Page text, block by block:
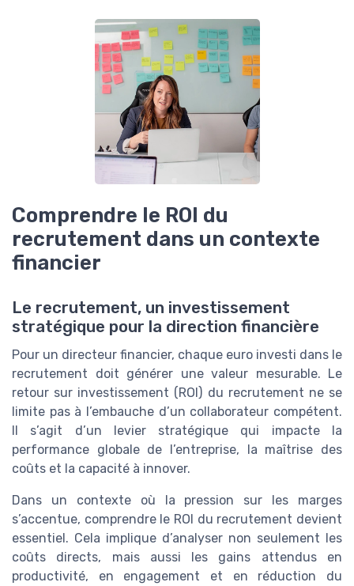
Comprendre le ROI du
recrutement dans un contexte
financier
Le recrutement, un investissement
stratégique pour la direction financière
Pour un directeur financier, chaque euro investi dans le
recrutement doit générer une valeur mesurable. Le
retour sur investissement (ROI) du recrutement ne se
limite pas à l’embauche d’un collaborateur compétent.
Il s’agit d’un levier stratégique qui impacte la
performance globale de l’entreprise, la maîtrise des
coûts et la capacité à innover.
Dans un contexte où la pression sur les marges
s’accentue, comprendre le ROI du recrutement devient
essentiel. Cela implique d’analyser non seulement les
coûts directs, mais aussi les gains attendus en
productivité, en engagement et en réduction du